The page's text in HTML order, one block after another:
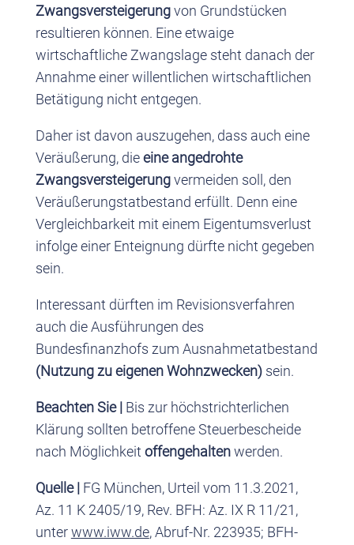
Zwangsversteigerungvon Grundstücken
resultieren können. Eine etwaige
wirtschaftliche Zwangslage steht danach der
Annahme einer willentlichen wirtschaftlichen
Betätigung nicht entgegen.
Daher ist davon auszugehen, dass auch eine
Veräußerung, dieeine angedrohte
Zwangsversteigerungvermeiden soll, den
Veräußerungstatbestand erfüllt. Denn eine
Vergleichbarkeit mit einem Eigentumsverlust
infolge einer Enteignung dürfte nicht gegeben
sein.
Interessant dürften im Revisionsverfahren
auch die Ausführungen des
Bundesfinanzhofs zum Ausnahmetatbestand
(Nutzung zu eigenen Wohnzwecken)sein.
Beachten Sie | Bis zur höchstrichterlichen
Klärung sollten betroffene Steuerbescheide
nach Möglichkeit offengehaltenwerden.
Quelle | FG München, Urteil vom 11.3.2021,
Az. 11 K 2405/19, Rev. BFH: Az. IX R 11/21,
unterwww.iww.de, Abruf-Nr. 223935; BFH-